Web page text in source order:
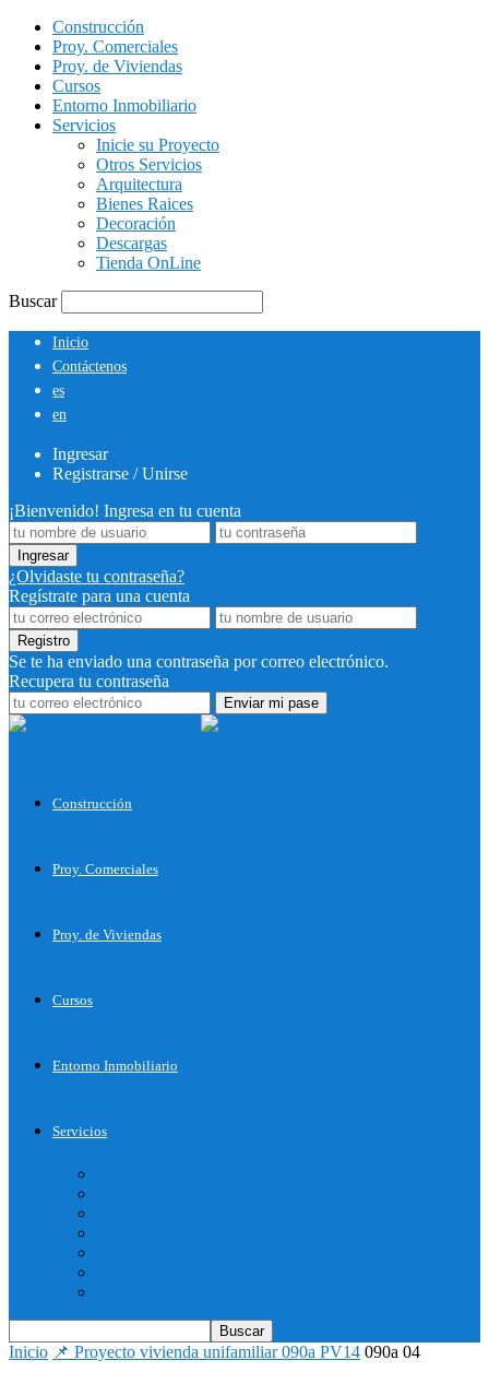
Construcción
Proy. Comerciales
Proy. de Viviendas
Cursos
Entorno Inmobiliario
Servicios
Inicie su Proyecto
Otros Servicios
Arquitectura
Bienes Raices
Decoración
Descargas
Tienda OnLine
Buscar
Inicio
Contáctenos
es
en
Ingresar
Registrarse / Unirse
¡Bienvenido! Ingresa en tu cuenta
¿Olvidaste tu contraseña?
Regístrate para una cuenta
Se te ha enviado una contraseña por correo electrónico.
Recupera tu contraseña
Construcción
Proy. Comerciales
Proy. de Viviendas
Cursos
Entorno Inmobiliario
Servicios
Inicio 📌 Proyecto vivienda unifamiliar 090a PV14 090a 04